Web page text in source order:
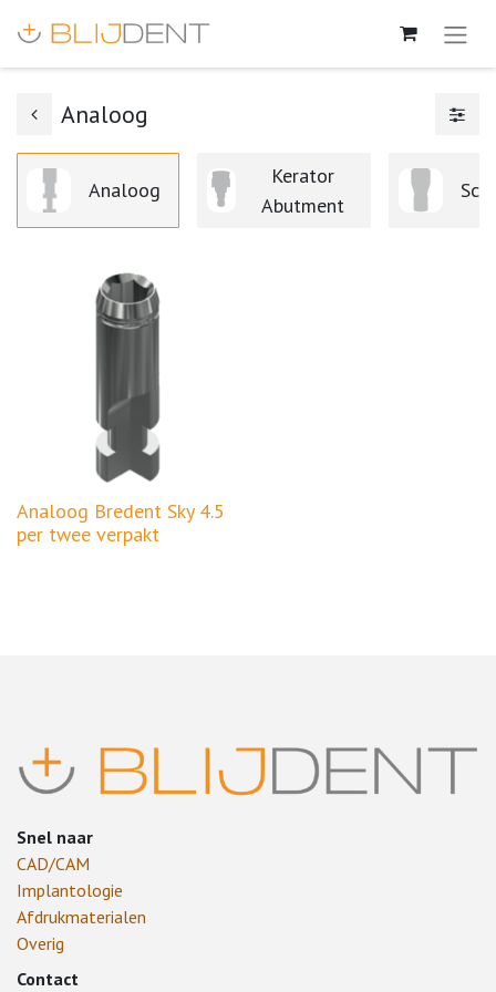
Analoog
Analoog
Kerator
Abutment
Analoog Bredent Sky 4.5
per twee verpakt
Snel naar
CAD/CAM
Implantologie
Afdrukmaterialen
Overig
Contact